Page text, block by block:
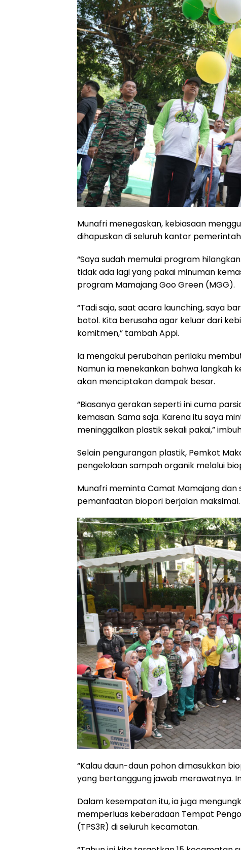
Munafri menegaskan, kebiasaan
dihapuskan di seluruh kantor
“Saya sudah memulai program
tidak ada lagi yang pakai minuman
program Mamajang Goo Green (MGG).
“Tadi saja, saat acara launching, saya
botol. Kita berusaha agar keluar dari
komitmen,” tambah Appi.
Ia mengakui perubahan perilaku
Namun ia menekankan bahwa langkah
akan menciptakan dampak besar.
“Biasanya gerakan seperti ini cuma
kemasan. Sama saja. Karena itu saya
meninggalkan plastik sekali pakai,”
Selain pengurangan plastik, Pemkot
pengelolaan sampah organik melalui
Munafri meminta Camat Mamajang
pemanfaatan biopori berjalan maksimal.
“Kalau daun-daun pohon dimasukkan
yang bertanggung jawab merawatnya.
Dalam kesempatan itu, ia juga
memperluas keberadaan Tempat
(TPS3R) di seluruh kecamatan.